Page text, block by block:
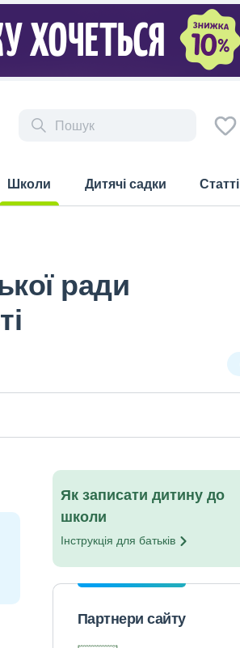
Школи
Дитячі садки Статті
ради
Як записати дитину до
школи
Інструкція для батьків
Партнери сайту